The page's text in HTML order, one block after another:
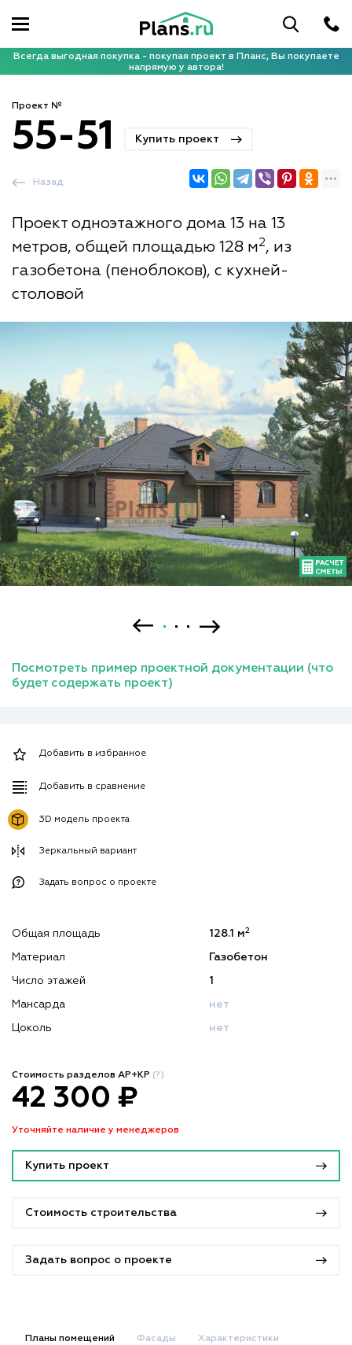
Всегда выгодная покупка - покупая проект в Планс, Вы покупаете
напрямую у автора!
Проект №
55-51 Купить проект
Проект одноэтажного дома 13 на 13
метров, общей площадью 128 м2, из
газобетона (пеноблоков), с кухней-
столовой
Назад
Посмотреть пример проектной документации (что
будет содержать проект)
Добавить в избранное
Добавить в сравнение
3D модель проекта
Зеркальный вариант
Задать вопрос о проекте
Общая площадь 128.1 м2
Материал Газобетон
Число этажей 1
Мансарда нет
Цоколь нет
Стоимость разделов АР+КР (?)
42 300 ₽
Уточняйте наличие у менеджеров
Купить проект
Стоимость строительства
Задать вопрос о проекте
Планы помещений Фасады Характеристики